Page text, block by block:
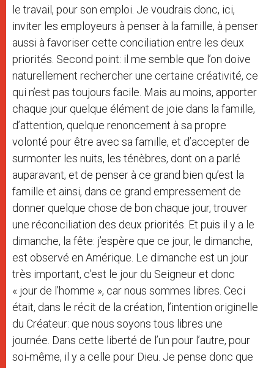
le travail, pour son emploi. Je voudrais donc, ici,
inviter les employeurs à penser à la famille, à penser
aussi à favoriser cette conciliation entre les deux
priorités. Second point: il me semble que l’on doive
naturellement rechercher une certaine créativité, ce
qui n’est pas toujours facile. Mais au moins, apporter
chaque jour quelque élément de joie dans la famille,
d’attention, quelque renoncement à sa propre
volonté pour être avec sa famille, et d’accepter de
surmonter les nuits, les ténèbres, dont on a parlé
auparavant, et de penser à ce grand bien qu’est la
famille et ainsi, dans ce grand empressement de
donner quelque chose de bon chaque jour, trouver
une réconciliation des deux priorités. Et puis il y a le
dimanche, la fête: j’espère que ce jour, le dimanche,
est observé en Amérique. Le dimanche est un jour
très important, c’est le jour du Seigneur et donc
« jour de l’homme », car nous sommes libres. Ceci
était, dans le récit de la création, l’intention originelle
du Créateur: que nous soyons tous libres une
journée. Dans cette liberté de l’un pour l’autre, pour
soi-même, il y a celle pour Dieu. Je pense donc que